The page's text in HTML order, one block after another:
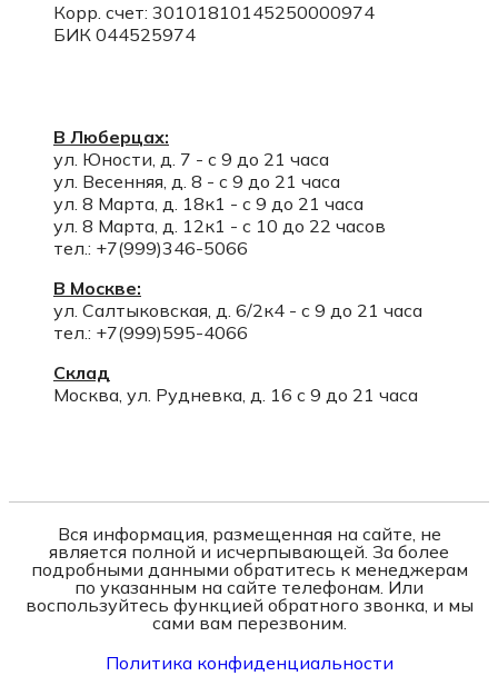
Корр. счет: 30101810145250000974
БИК 044525974
В Люберцах:
ул. Юности, д. 7 - с 9 до 21 часа
ул. Весенняя, д. 8 - с 9 до 21 часа
ул. 8 Марта, д. 18к1 - с 9 до 21 часа
ул. 8 Марта, д. 12к1 - с 10 до 22 часов
тел.: +7(999)346-5066
В Москве:
ул. Салтыковская, д. 6/2к4 - с 9 до 21 часа
тел.: +7(999)595-4066
Склад
Москва, ул. Рудневка, д. 16 с 9 до 21 часа
Вся информация, размещенная на сайте, не
является полной и исчерпывающей. За более
подробными данными обратитесь к менеджерам
по указанным на сайте телефонам. Или
воспользуйтесь функцией обратного звонка, и мы
сами вам перезвоним.
Политика конфиденциальности